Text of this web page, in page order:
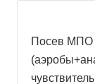
Посев МПО